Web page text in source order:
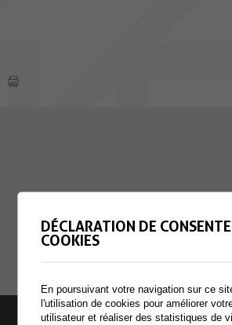
DÉCLARATION DE
COOKIES
En poursuivant votre navigation sur ce
l'utilisation de cookies pour améliorer
utilisateur et réaliser des statistiques de